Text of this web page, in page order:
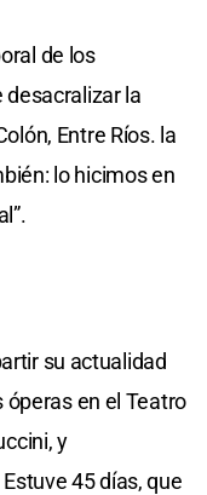
de los
la
Entre Ríos. la
lo hicimos en
su actualidad
óperas en el Teatro
y
45 días, que